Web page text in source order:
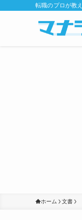
転職のプロが教
ホーム 文書